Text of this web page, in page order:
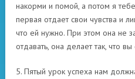
накорми и помой, а потом я
первая отдает свои чувства и
что ей нужно. При этом она не
отдавать, она делает так, что
5. Пятый урок успеха нам